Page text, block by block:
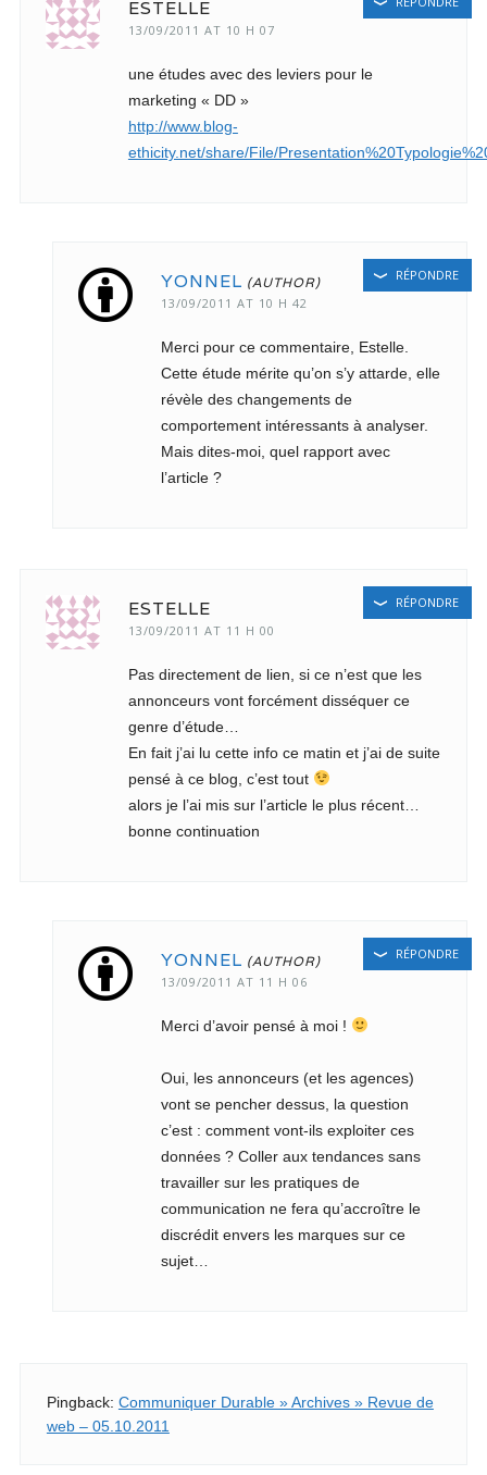
ESTELLE
13/09/2011 AT 10 H 07
une études avec des leviers pour le
marketing « DD »
http://www.blog-
ethicity.net/share/File/
YONNEL
13/09/2011 AT 10 H 42
Merci pour ce commentaire, Estelle.
Cette étude mérite qu’on s’y attarde, elle
révèle des changements de
comportement intéressants à analyser.
Mais dites-moi, quel rapport avec
l’article ?
RÉPONDRE
ESTELLE
13/09/2011 AT 11 H 00
Pas directement de lien, si ce n’est que les
annonceurs vont forcément disséquer ce
genre d’étude…
En fait j’ai lu cette info ce matin et j’ai de suite
pensé à ce blog, c’est tout
alors je l’ai mis sur l’article le plus récent…
bonne continuation
RÉPONDRE
YONNEL
13/09/2011 AT 11 H 06
Merci d’avoir pensé à moi !
Oui, les annonceurs (et les agences)
vont se pencher dessus, la question
c’est : comment vont-ils exploiter ces
données ? Coller aux tendances sans
travailler sur les pratiques de
communication ne fera qu’accroître le
discrédit envers les marques sur ce
sujet…
RÉPONDRE
Pingback: Communiquer Durable » Archives » Revue de
web – 05.10.2011